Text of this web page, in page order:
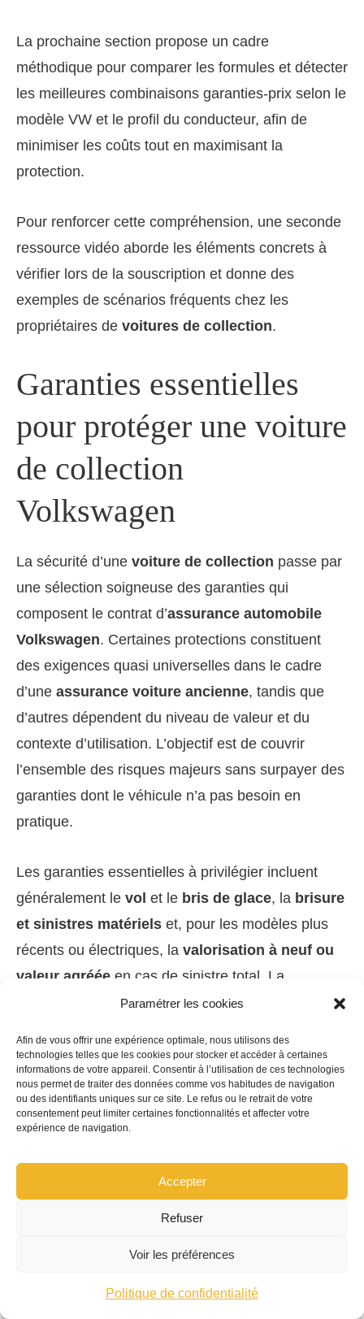
Paramétrer les cookies
Afin de vous offrir une expérience optimale, nous utilisons des
technologies telles que les cookies pour stocker et accéder à certaines
informations de votre appareil. Consentir à l’utilisation de ces technologies
nous permet de traiter des données comme vos habitudes de navigation
ou des identifiants uniques sur ce site. Le refus ou le retrait de votre
consentement peut limiter certaines fonctionnalités et affecter votre
expérience de navigation.
Accepter
Refuser
Voir les préférences
Politique de confidentialité
La prochaine section propose un cadre
méthodique pour comparer les formules et détecter
les meilleures combinaisons garanties-prix selon le
modèle VW et le profil du conducteur, afin de
minimiser les coûts tout en maximisant la
protection.
Pour renforcer cette compréhension, une seconde
ressource vidéo aborde les éléments concrets à
vérifier lors de la souscription et donne des
exemples de scénarios fréquents chez les
propriétaires de voitures de collection.
Garanties essentielles
pour protéger une voiture
de collection
Volkswagen
La sécurité d’une voiture de collection passe par
une sélection soigneuse des garanties qui
composent le contrat d’assurance automobile
Volkswagen. Certaines protections constituent
des exigences quasi universelles dans le cadre
d’une assurance voiture ancienne, tandis que
d’autres dépendent du niveau de valeur et du
contexte d’utilisation. L’objectif est de couvrir
l’ensemble des risques majeurs sans surpayer des
garanties dont le véhicule n’a pas besoin en
pratique.
Les garanties essentielles à privilégier incluent
généralement le vol et le bris de glace, la brisure
et sinistres matériels et, pour les modèles plus
récents ou électriques, la valorisation à neuf ou
valeur agréée en cas de sinistre total. La
protection du conducteuret l’assistance
des déplacements sereins lors des
rassemblements et des expositions. Enfin, la
couverture véhicule de collectionpeut intégrer
des clauses spécifiques sur les pièces historiques
d’assurer une remise en état fidèle et conforme à
Cette section détaille les besoins typiques selon le
type de VW et l’usage prévu: